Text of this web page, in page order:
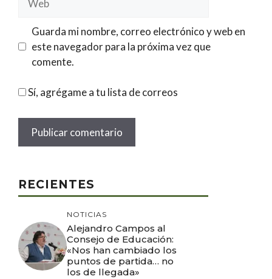
Guarda mi nombre, correo electrónico y web en
este navegador para la próxima vez que
comente.
Sí, agrégame a tu lista de correos
RECIENTES
NOTICIAS
Alejandro Campos al
Consejo de Educación:
«Nos han cambiado los
puntos de partida… no
los de llegada»